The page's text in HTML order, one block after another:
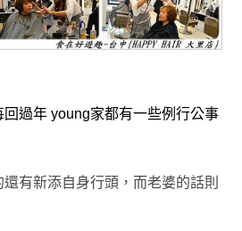
過年 young家都有一些例行公事
還有新添自身行頭 ，而老婆的話則